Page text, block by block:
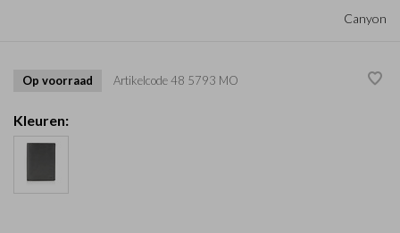
Canyon
Op voorraad Artikelcode48 5793 MO
Kleuren: